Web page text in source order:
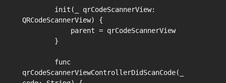
QRCodeScannerView) {
qrCodeScannerViewControllerDidScanCode(_